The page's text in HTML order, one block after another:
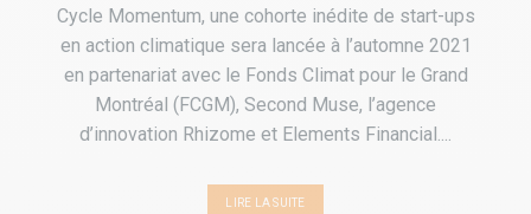
Cycle Momentum, une cohorte inédite de start-ups
en action climatique sera lancée à l’automne 2021
en partenariat avec le Fonds Climat pour le Grand
Montréal (FCGM), Second Muse, l’agence
d’innovation Rhizome et Elements Financial....
LIRE LA SUITE